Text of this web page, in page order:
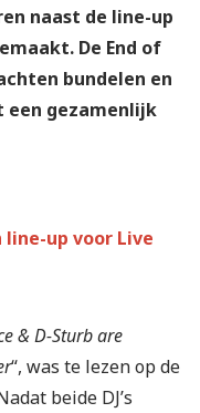
naast de line-up
De End of
bundelen en
een gezamenlijk
up voor Live
& D-Sturb are
“, was te lezen op de
beide DJ’s